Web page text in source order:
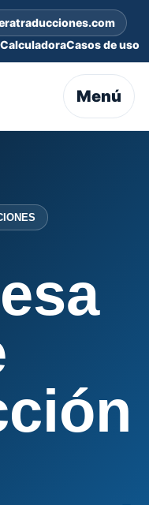
CalculadoraCasos de uso
Menú